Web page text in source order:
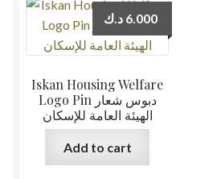
Iskan Housing Welfare
Logo Pin دبوس شعار
الهيئة العامة للإسكان
6.000 د.ك
Add to cart